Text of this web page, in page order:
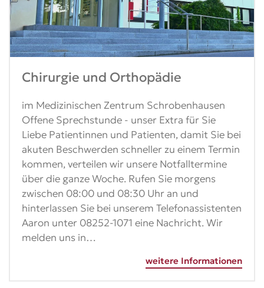
Chirurgie und Orthopädie
im Medizinischen Zentrum Schrobenhausen
Offene Sprechstunde - unser Extra für Sie
Liebe Patientinnen und Patienten, damit Sie bei
akuten Beschwerden schneller zu einem Termin
kommen, verteilen wir unsere Notfalltermine
über die ganze Woche. Rufen Sie morgens
zwischen 08:00 und 08:30 Uhr an und
hinterlassen Sie bei unserem Telefonassistenten
Aaron unter 08252-1071 eine Nachricht. Wir
melden uns in…
weitere Informationen